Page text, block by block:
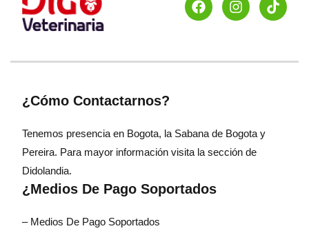
¿Cómo Contactarnos?
Tenemos presencia en Bogota, la Sabana de Bogota y
Pereira. Para mayor información visita la sección de
Didolandia.
¿Medios De Pago Soportados
– Medios De Pago Soportados